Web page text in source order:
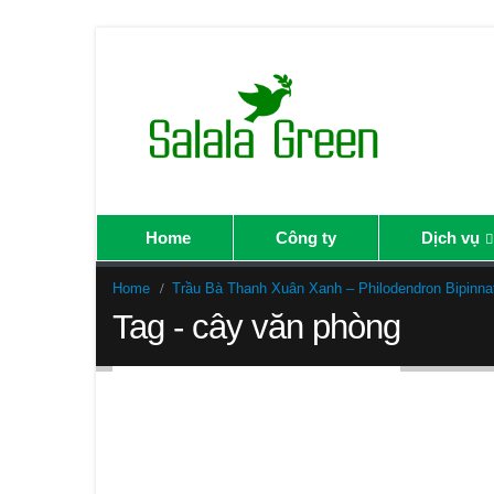
Home Công ty Dịch vụ
Home Trầu Bà Thanh Xuân Xanh – Philodendron
Tag - cây văn phòng